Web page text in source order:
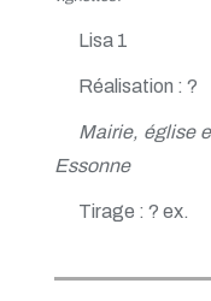
Lisa 1
Réalisation : ?
Mairie, église
Essonne
Tirage : ? ex.